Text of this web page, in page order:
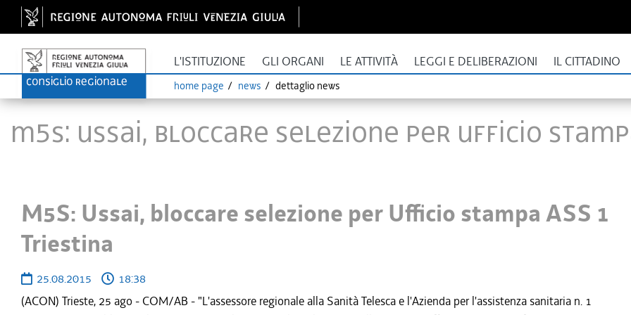
L'ISTITUZIONE GLI ORGANI LE ATTIVITÀ LEGGI E DELIBERAZIONI IL CITTADINO
home page news dettaglio news
M5S: Ussai, bloccare selezione per Ufficio
M5S: Ussai, bloccare selezione per Ufficio stampa ASS 1
Triestina
25.08.2015
18:38
(ACON) Trieste, 25 ago - COM/AB - "L'assessore regionale alla Sanità Telesca e l'Azienda per l'assistenza sanitaria n. 1